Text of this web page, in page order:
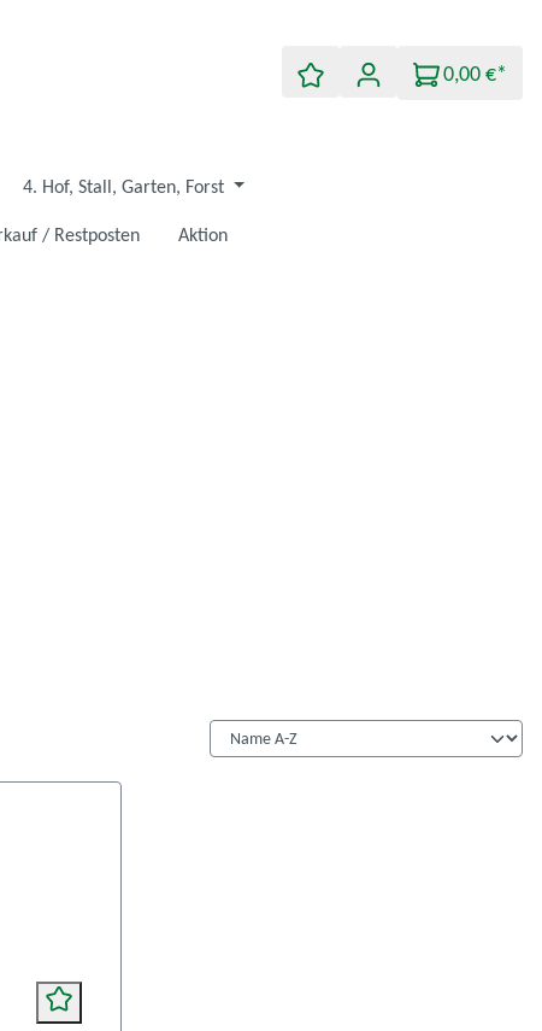
0,00 €*
4. Hof, Stall, Garten, Forst
/ Restposten Aktion